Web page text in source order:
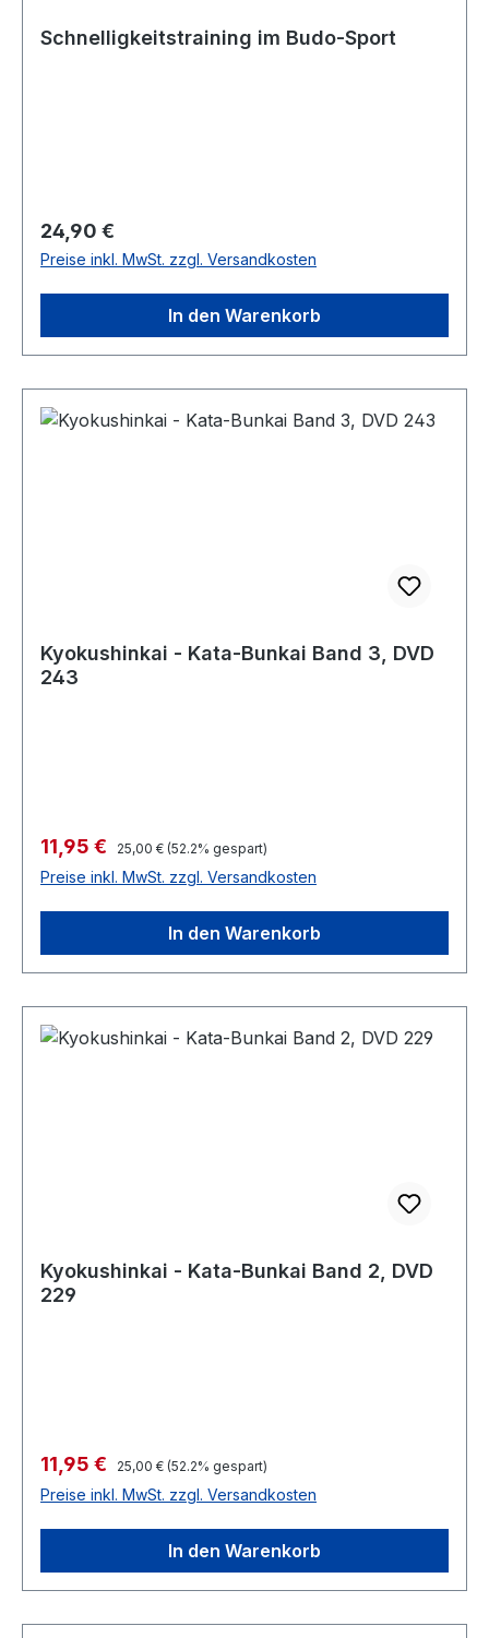
Schnelligkeitstraining im Budo-Sport
Regulärer Preis:
24,90 €
Preise inkl. MwSt. zzgl. Versandkosten
In den Warenkorb
Kyokushinkai - Kata-Bunkai Band 3, DVD
243
Verkaufspreis:
11,95 € Regulärer Preis:
25,00 € (52.2% gespart)
Preise inkl. MwSt. zzgl. Versandkosten
In den Warenkorb
Kyokushinkai - Kata-Bunkai Band 2, DVD
229
Verkaufspreis:
11,95 € Regulärer Preis:
25,00 € (52.2% gespart)
Preise inkl. MwSt. zzgl. Versandkosten
In den Warenkorb